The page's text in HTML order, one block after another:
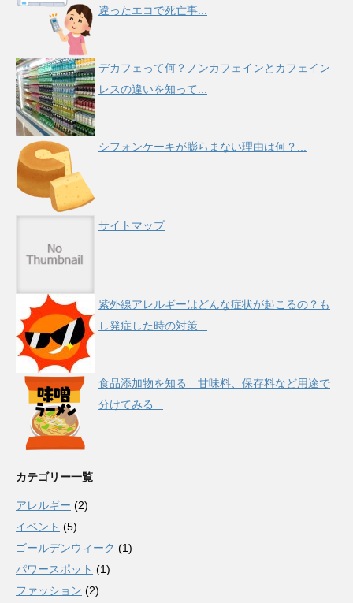
違ったエコで死亡事...
デカフェって何？ノンカフェインとカフェイン
レスの違いを知って...
シフォンケーキが膨らまない理由は何？...
サイトマップ
紫外線アレルギーはどんな症状が起こるの？も
し発症した時の対策...
食品添加物を知る 甘味料、保存料など用途で
分けてみる...
カテゴリー一覧
アレルギー (2)
イベント (5)
ゴールデンウィーク (1)
パワースポット (1)
ファッション (2)